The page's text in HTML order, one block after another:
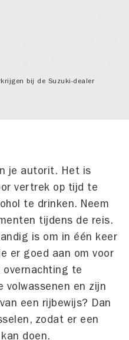
bij de Suzuki-dealer
je autorit. Het is
vertrek op tijd te
te drinken. Neem
tijdens de reis.
is om in één keer
er goed aan om voor
overnachting te
volwassenen en zijn
een rijbewijs? Dan
zodat er een
doen.